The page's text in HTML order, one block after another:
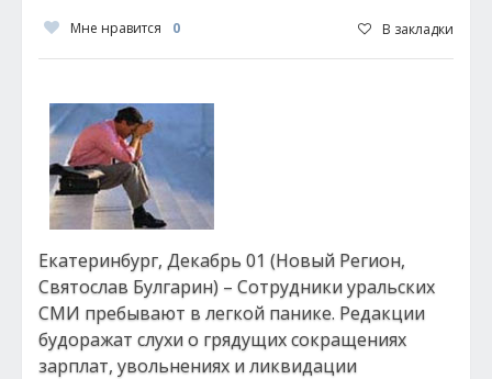
Мне нравится 0 В закладки
Екатеринбург, Декабрь 01 (Новый Регион,
Святослав Булгарин) – Сотрудники уральских
СМИ пребывают в легкой панике. Редакции
будоражат слухи о грядущих сокращениях
зарплат, увольнениях и ликвидации